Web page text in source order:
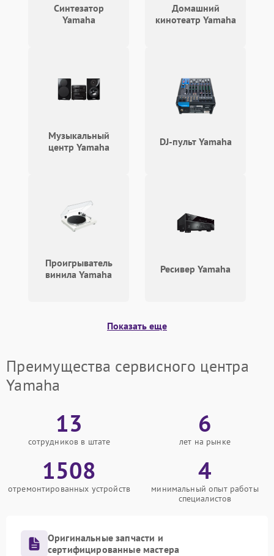
Синтезатор
Yamaha
Домашний
кинотеатр Yamaha
Музыкальный
центр Yamaha
DJ-пульт Yamaha
Проигрыватель
винила Yamaha
Ресивер Yamaha
Показать еще
Преимущества сервисного центра
Yamaha
13
сотрудников в штате
6
лет на рынке
1508
отремонтированных устройств
4
минимальный опыт работы
специалистов
Оригинальные запчасти и
сертифицированные мастера